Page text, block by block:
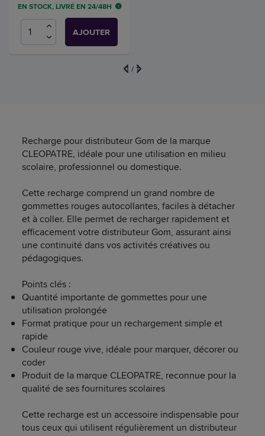
EN STOCK, LIVRÉ EN 24/48H
AJOUTER
1 / 1
Recharge pour distributeur Gom de la marque
CLEOPATRE, idéale pour une utilisation en milieu
scolaire, professionnel ou domestique.
Cette recharge comprend un grand nombre de
gommettes rouges autocollantes, faciles à détacher
et à coller. Elle permet de recharger rapidement et
efficacement votre distributeur Gom, assurant ainsi
une continuité dans vos activités créatives ou
pédagogiques.
Points clés :
Quantité importante de gommettes pour une
utilisation prolongée
Format pratique pour un rechargement simple et
rapide
Couleur rouge vive, idéale pour marquer, décorer ou
coder
Produit de la marque CLEOPATRE, reconnue pour la
qualité de ses fournitures scolaires
Cette recharge est un accessoire indispensable pour
tous ceux qui utilisent régulièrement un distributeur